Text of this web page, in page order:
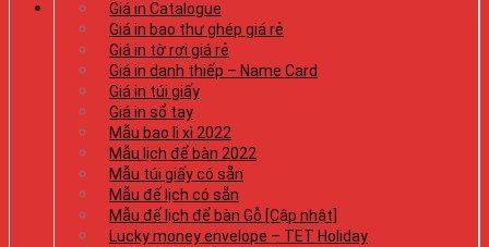
Giá in Catalogue
Giá in bao thư ghép giá rẻ
Giá in tờ rơi giá rẻ
Giá in danh thiếp – Name Card
Giá in túi giấy
Giá in sổ tay
Mẫu bao lì xì 2022
Mẫu lịch để bàn 2022
Mẫu túi giấy có sẵn
Mẫu đế lịch có sẵn
Mẫu đế lịch để bàn Gỗ [Cập nhật]
Lucky money envelope – TET Holiday